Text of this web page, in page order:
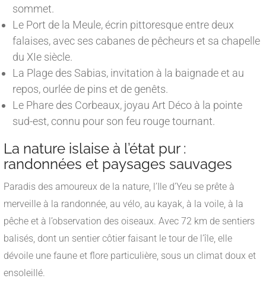
sommet.
Le Port de la Meule, écrin pittoresque entre deux
falaises, avec ses cabanes de pêcheurs et sa chapelle
du XIe siècle.
La Plage des Sabias, invitation à la baignade et au
repos, ourlée de pins et de genêts.
Le Phare des Corbeaux, joyau Art Déco à la pointe
sud-est, connu pour son feu rouge tournant.
La nature islaise à l’état pur :
randonnées et paysages sauvages
Paradis des amoureux de la nature, l’Ile d’Yeu se prête à
merveille à la randonnée, au vélo, au kayak, à la voile, à la
pêche et à l’observation des oiseaux. Avec 72 km de sentiers
balisés, dont un sentier côtier faisant le tour de l’île, elle
dévoile une faune et flore particulière, sous un climat doux et
ensoleillé.